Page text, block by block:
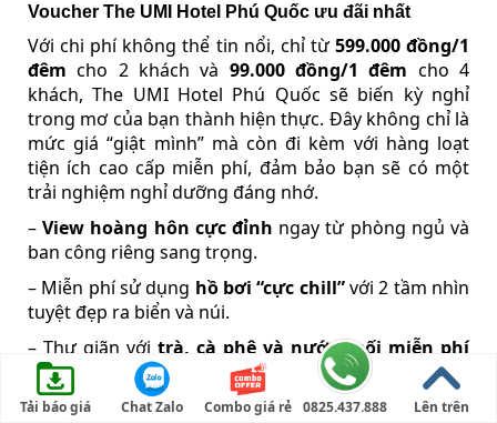
Voucher The UMI Hotel Phú Quốc ưu đãi nhất
Với chi phí không thể tin nổi, chỉ từ599.000 đồng/1
đêm cho 2 khách và 99.000 đồng/1 đêm cho 4
khách, The UMI Hotel Phú Quốc sẽ biến kỳ nghỉ
trong mơ của bạn thành hiện thực. Đây không chỉ là
mức giá “giật mình” mà còn đi kèm với hàng loạt
tiện ích cao cấp miễn phí, đảm bảo bạn sẽ có một
trải nghiệm nghỉ dưỡng đáng nhớ.
–View hoàng hôn cực đỉnh ngay từ phòng ngủ và
ban công riêng sang trọng.
– Miễn phí sử dụng hồ bơi “cực chill”với 2 tầm nhìn
tuyệt đẹp ra biển và núi.
– Thư giãn với trà, cà phê và nước suối miễn phí
được phục vụ mỗi ngày trong phòng.
– Đặc biệt, đội ngũ lễ tân sẽtư vấn miễn phí
các gói
Tải báo giá Chat Zalo Combo giá rẻ 0825.437.888 Lên trên